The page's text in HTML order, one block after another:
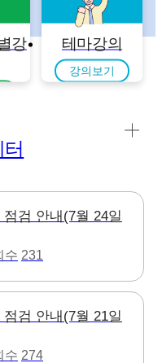
강
테마강의
강의보기
검 안내(7월 24일
수 231
검 안내(7월 21일
수 274